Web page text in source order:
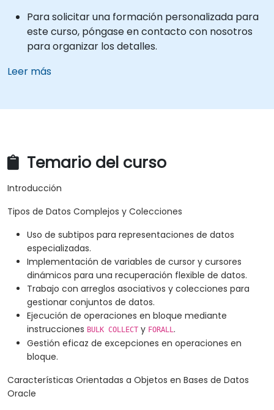
Para solicitar una formación personalizada para
este curso, póngase en contacto con nosotros
para organizar los detalles.
Leer más
Temario del curso
Introducción
Tipos de Datos Complejos y Colecciones
Uso de subtipos para representaciones de datos
especializadas.
Implementación de variables de cursor y cursores
dinámicos para una recuperación flexible de datos.
Trabajo con arreglos asociativos y colecciones para
gestionar conjuntos de datos.
Ejecución de operaciones en bloque mediante
instrucciones BULK COLLECT y FORALL.
Gestión eficaz de excepciones en operaciones en
bloque.
Características Orientadas a Objetos en Bases de Datos
Oracle